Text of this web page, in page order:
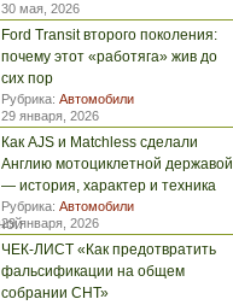
30 мая, 2026
Ford Transit второго поколения:
почему этот «работяга» жив до
сих пор
Рубрика: Автомобили
29 января, 2026
Как AJS и Matchless сделали
Англию мотоциклетной державой
— история, характер и техника
Рубрика: Автомобили
29 января, 2026
ЧЕК-ЛИСТ «Как предотвратить
фальсификации на общем
собрании СНТ»